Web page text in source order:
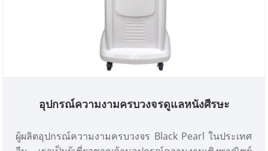
อุปกรณ์ความงามครบวงจรดูแลหนังศีรษะ
ผู้ผลิตอุปกรณ์ความงามครบวงจร Black Pearl ในประเทศ